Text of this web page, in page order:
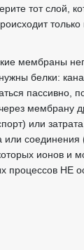
тот слой,
только
мембраны
белки:
пассивно,
мембрану
или
или
ионов и
процессов НЕ